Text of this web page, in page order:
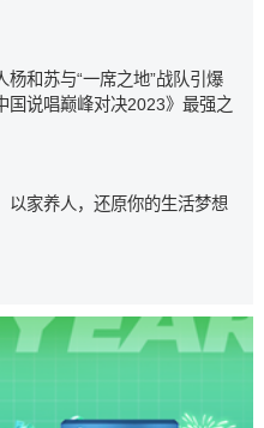
杨和苏与“一席之地”战队引爆
国说唱巅峰对决2023》最强之
以家养人，还原你的生活梦想